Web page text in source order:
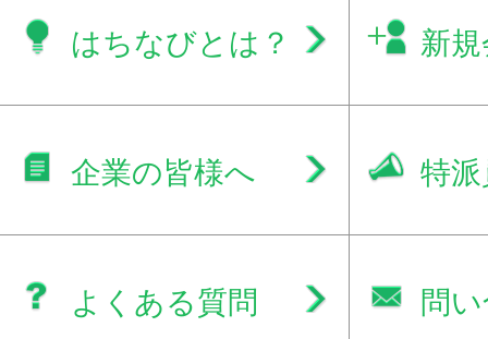
はちなびとは？ 新
企業の皆様へ 特
よくある質問 問